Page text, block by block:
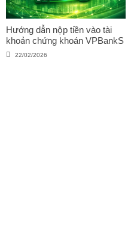
Hướng dẫn nộp tiền vào tài
khoản chứng khoán VPBankS
22/02/2026